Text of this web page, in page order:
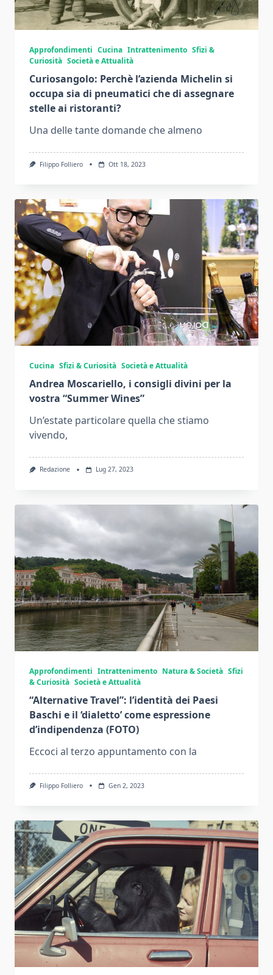
Approfondimenti Cucina Intrattenimento Sfizi &
Curiosità Società e Attualità
Curiosangolo: Perchè l’azienda Michelin si
occupa sia di pneumatici che di assegnare
stelle ai ristoranti?
Una delle tante domande che almeno
Filippo Folliero Ott 18, 2023
Cucina Sfizi & Curiosità Società e Attualità
Andrea Moscariello, i consigli divini per la
vostra “Summer Wines”
Un’estate particolare quella che stiamo
vivendo,
Redazione Lug 27, 2023
Approfondimenti Intrattenimento Natura & Società Sfizi
& Curiosità Società e Attualità
“Alternative Travel”: l’identità dei Paesi
Baschi e il ‘dialetto’ come espressione
d’indipendenza (FOTO)
Eccoci al terzo appuntamento con la
Filippo Folliero Gen 2, 2023